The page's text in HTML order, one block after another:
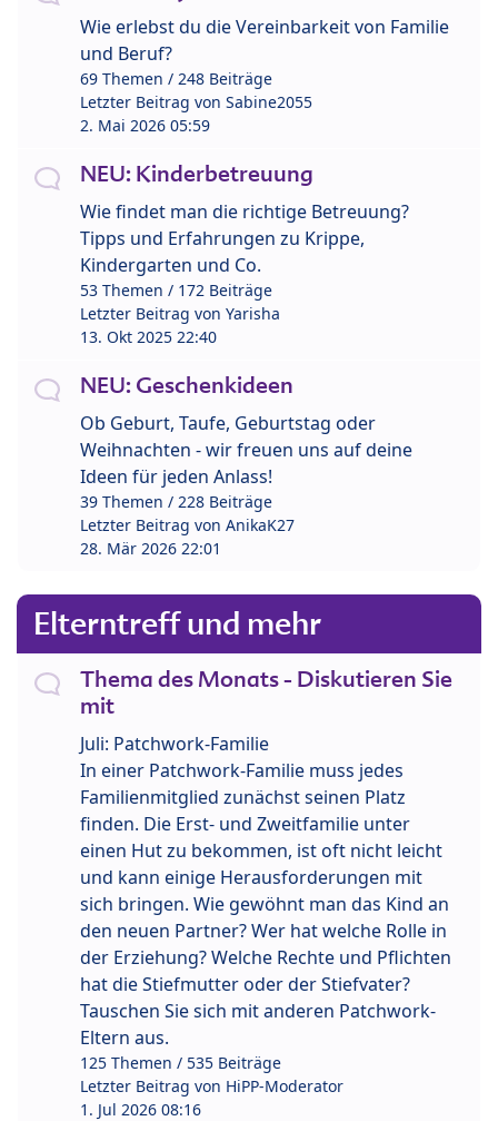
Wie erlebst du die Vereinbarkeit von Familie
und Beruf?
69 Themen / 248 Beiträge
Letzter Beitrag von Sabine2055
2. Mai 2026 05:59
NEU: Kinderbetreuung
Wie findet man die richtige Betreuung?
Tipps und Erfahrungen zu Krippe,
Kindergarten und Co.
53 Themen / 172 Beiträge
Letzter Beitrag von Yarisha
13. Okt 2025 22:40
NEU: Geschenkideen
Ob Geburt, Taufe, Geburtstag oder
Weihnachten - wir freuen uns auf deine
Ideen für jeden Anlass!
39 Themen / 228 Beiträge
Letzter Beitrag von AnikaK27
28. Mär 2026 22:01
Elterntreff und mehr
Thema des Monats - Diskutieren Sie
mit
Juli: Patchwork-Familie
In einer Patchwork-Familie muss jedes
Familienmitglied zunächst seinen Platz
finden. Die Erst- und Zweitfamilie unter
einen Hut zu bekommen, ist oft nicht leicht
und kann einige Herausforderungen mit
sich bringen. Wie gewöhnt man das Kind an
den neuen Partner? Wer hat welche Rolle in
der Erziehung? Welche Rechte und Pflichten
hat die Stiefmutter oder der Stiefvater?
Tauschen Sie sich mit anderen Patchwork-
Eltern aus.
125 Themen / 535 Beiträge
Letzter Beitrag von HiPP-Moderator
1. Jul 2026 08:16